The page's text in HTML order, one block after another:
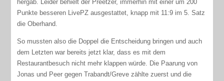
hergab. Leider behielt der Preetzer, immerhin mit einer um 200
Punkte besseren LivePZ ausgestattet, knapp mit 11:9 im 5. Satz
die Oberhand.
So mussten also die Doppel die Entscheidung bringen und auch
dem Letzten war bereits jetzt klar, dass es mit dem
Restaurantbesuch nicht mehr klappen würde. Die Paarung von
Jonas und Peer gegen Trabandt/Greve zählte zuerst und die